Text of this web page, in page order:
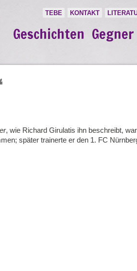
TEBE KONTAKT
Geschichten Gegner
, wie Richard Girulatis ihn beschreibt,
später trainerte er den 1. FC